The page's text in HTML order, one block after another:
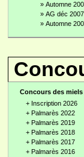
» Automne
» AG déc 2007
» Automne
Concours des miels
+ Inscription 2026
+ Palmarès 2022
+ Palmarès 2019
+ Palmarès 2018
+ Palmarès 2017
+ Palmarès 2016